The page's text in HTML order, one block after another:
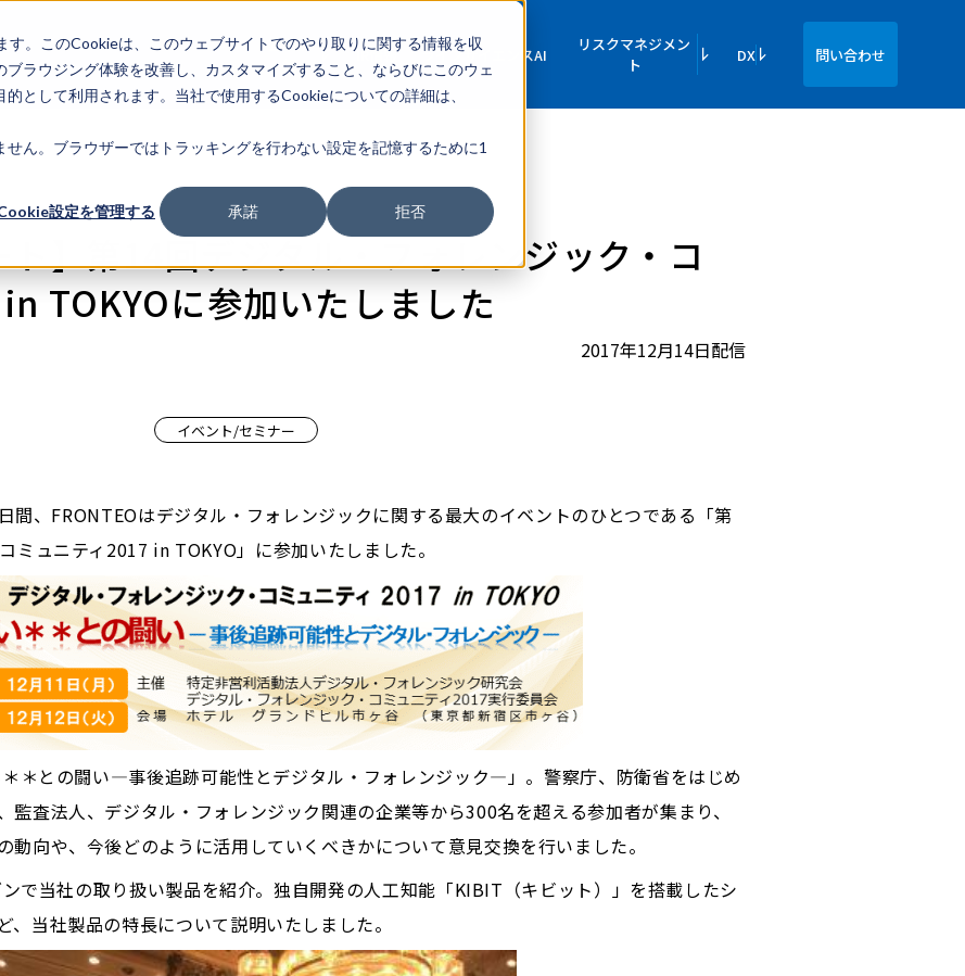
。このCookieは、このウェブサイトでのやり取りに関する情報を収
ラウジング体験を改善し、カスタマイズすること、ならびにこのウェ
として利用されます。当社で使用するCookieについての詳細は、
ん。ブラウザーではトラッキングを行わない設定を記憶するために1
設定を管理する 承諾 拒否
企業情
報
IR情報 ライフサイエンスAI
リスクマネジメン
ト
DX 問い合わせ
】第14回デジタル・フォレンジック・コ
TOKYOに参加いたしました
2017年12月14日配信
イベント/セミナー
間、FRONTEOはデジタル・フォレンジックに関する最大のイベントのひとつである「第
ミュニティ2017 in TOKYO」に参加いたしました。
＊との闘い―事後追跡可能性とデジタル・フォレンジック―」。警察庁、防衛省をはじめ
監査法人、デジタル・フォレンジック関連の企業等から300名を超える参加者が集まり、
動向や、今後どのように活用していくべきかについて意見交換を行いました。
で当社の取り扱い製品を紹介。独自開発の人工知能「KIBIT（キビット）」を搭載したシ
当社製品の特長について説明いたしました。